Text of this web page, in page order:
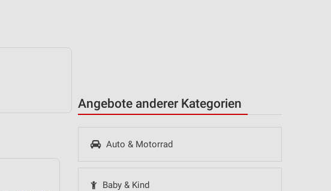
Angebote anderer Kategorien
Auto & Motorrad
Baby & Kind